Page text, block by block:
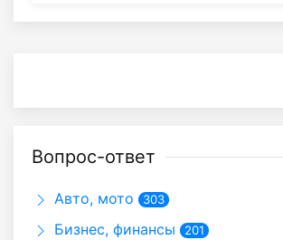
Вопрос-ответ
Авто, мото 303
Бизнес, финансы 201